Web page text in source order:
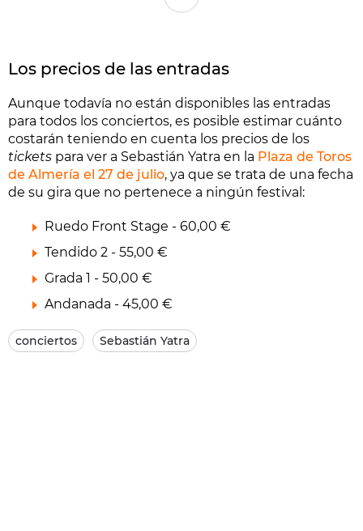
Los precios de las entradas
Aunque todavía no están disponibles las entradas
para todos los conciertos, es posible estimar cuánto
costarán teniendo en cuenta los precios de los
tickets para ver a Sebastián Yatra en la Plaza de Toros
de Almería el 27 de julio, ya que se trata de una fecha
de su gira que no pertenece a ningún festival:
Ruedo Front Stage - 60,00 €
Tendido 2 - 55,00 €
Grada 1 - 50,00 €
Andanada - 45,00 €
conciertos Sebastián Yatra